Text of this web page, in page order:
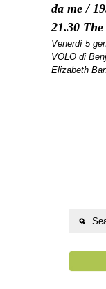
da me /
21.30
Venerdì 5
VOLO di
Elizabeth